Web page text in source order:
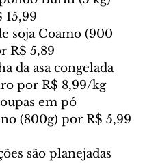
15,99
soja Coamo (900
R$ 5,89
da asa congelada
por R$ 8,99/kg
em pó
(800g) por R$ 5,99
são planejadas